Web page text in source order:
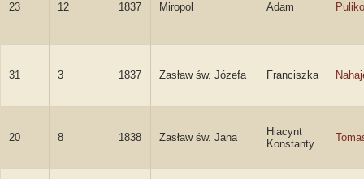
23 12 1837 Miropol Adam
31 3 1837 Zasław św. Józefa Franciszka
20 8 1838 Zasław św. Jana
Hiacynt
Konstanty